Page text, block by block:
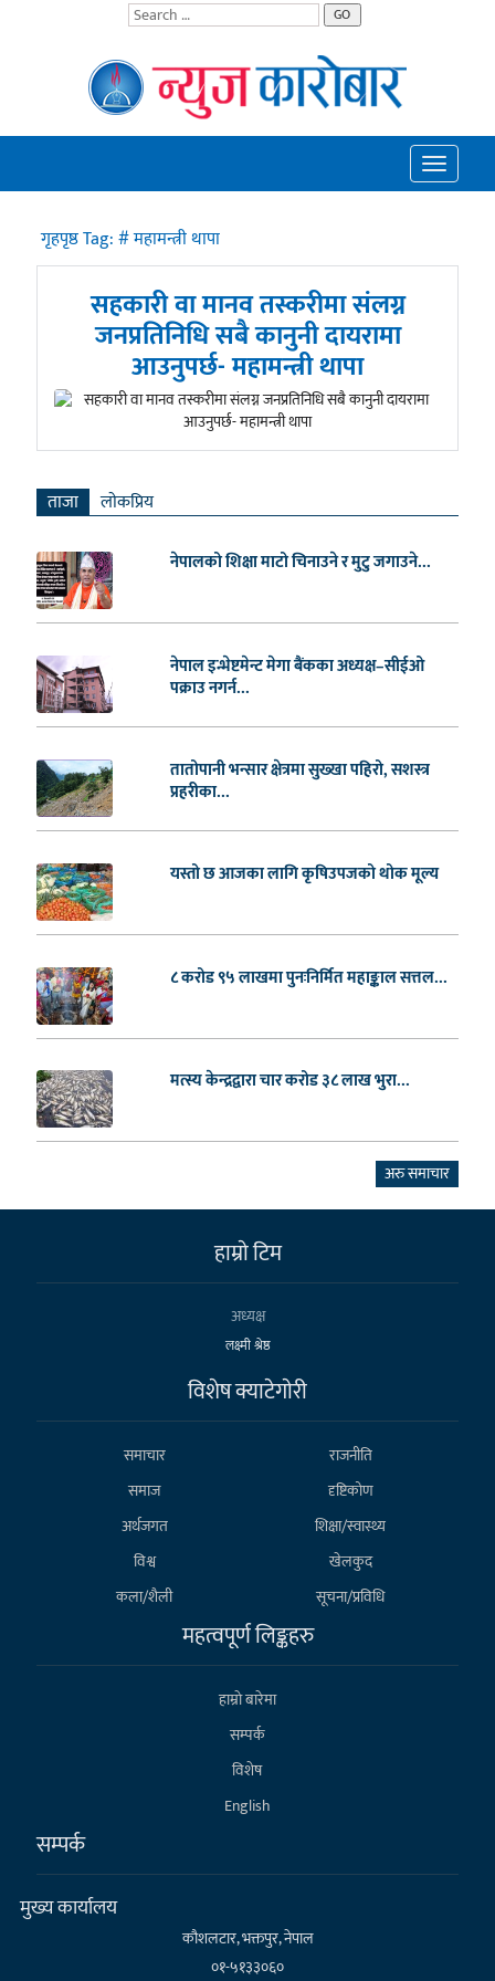
GO
Toggle
गृहपृष्ठTag:# महामन्त्री थापा
सहकारी वा मानव तस्करीमा संलग्न
जनप्रतिनिधि सबै कानुनी दायरामा
आउनुपर्छ- महामन्त्री थापा
ताजा लाेकप्रिय
नेपालको शिक्षा माटो चिनाउने र मुटु जगाउने...
नेपाल इन्भेष्टमेन्ट मेगा बैंकका अध्यक्ष–सीईओ
पक्राउ नगर्न...
तातोपानी भन्सार क्षेत्रमा सुख्खा पहिरो, सशस्त्र
प्रहरीका...
यस्तो छ आजका लागि कृषिउपजको थोक मूल्य
८ करोड ९५ लाखमा पुनःनिर्मित महाङ्काल सत्तल...
मत्स्य केन्द्रद्वारा चार करोड ३८ लाख भुरा...
अरु समाचार
हाम्राे टिम
अध्यक्ष
लक्ष्मी श्रेष्ठ
विशेष क्याटेगाेरी
समाचार
राजनीति
समाज
दृष्टिकोण
अर्थजगत
शिक्षा/स्वास्थ्य
विश्व
खेलकुद
कला/शैली
सूचना/प्रविधि
महत्वपूर्ण लिङ्कहरु
हाम्राे बारेमा
सम्पर्क
विशेष
English
सम्पर्क
मुख्य कार्यालय
कौशलटार, भक्तपुर, नेपाल
०१-५१३३०६०